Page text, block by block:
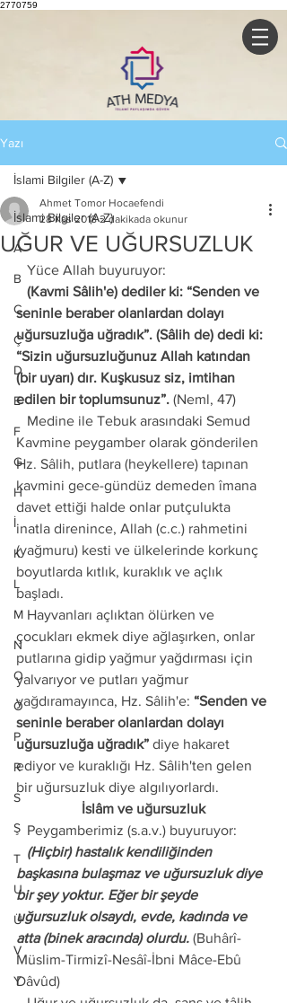
2770759
Yazı
İslami Bilgiler (A-Z)
A
B
C
Ç
D
E
F
G
H
İ
K
L
M
N
O
Ö
P
R
S
Ş
T
U
Ü
V
Y
İslami Bilgiler (A-Z)
UĞUR VE UĞURSUZLUK
Ahmet Tomor Hocaefendi
28 Kas 2018 2 dakikada okunur
   Yüce Allah buyuruyor:
seninle beraber olanlardan dolayı
uğursuzluğa uğradık”. (Sâlih de) dedi ki:
“Sizin uğursuzluğunuz Allah katından
(bir uyarı) dır. Kuşkusuz siz, imtihan
edilen bir toplumsunuz”. (Neml, 47)
Kavmine peygamber olarak gönderilen
Hz. Sâlih, putlara (heykellere) tapınan
kavmini gece-gündüz demeden îmana
davet ettiği halde onlar putçulukta
inatla direnince, Allah (c.c.) rahmetini
(yağmuru) kesti ve ülkelerinde korkunç
boyutlarda kıtlık, kuraklık ve açlık
başladı.
   Hayvanları açlıktan ölürken ve
çocukları ekmek diye ağlaşırken, onlar
putlarına gidip yağmur yağdırması için
yalvarıyor ve putları yağmur
yağdıramayınca, Hz. Sâlih'e: “Senden ve
seninle beraber olanlardan dolayı
uğursuzluğa uğradık” diye hakaret
ediyor ve kuraklığı Hz. Sâlih'ten gelen
bir uğursuzluk diye algılıyorlardı.
İslâm ve uğursuzluk
   Peygamberimiz (s.a.v.) buyuruyor:
   (Hiçbir) hastalık kendiliğinden
başkasına bulaşmaz ve uğursuzluk diye
bir şey yoktur. Eğer bir şeyde
uğursuzluk olsaydı, evde, kadında ve
atta (binek aracında) olurdu. (Buhârî-
Müslim-Tirmizî-Nesâî-İbni Mâce-Ebû
Dâvûd)